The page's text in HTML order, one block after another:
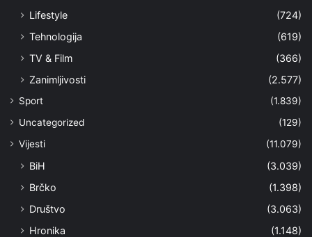
Lifestyle
(724)
Tehnologija
(619)
TV & Film
(366)
Zanimljivosti
(2.577)
Sport
(1.839)
Uncategorized
(129)
Vijesti
(11.079)
BiH
(3.039)
Brčko
(1.398)
Društvo
(3.063)
Hronika
(1.148)